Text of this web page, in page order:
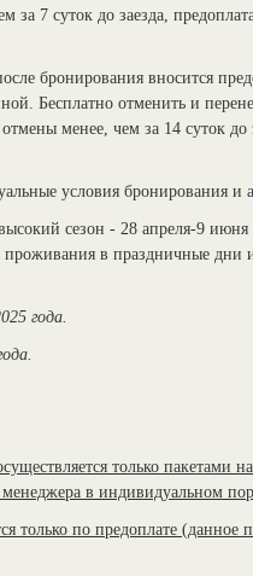
за 7 суток до заезда,
бронирования вносится
Бесплатно отменить и
менее, чем за 14 суток до
условия бронирования и
сезон - 28 апреля-9 июня
в праздничные дни
года.
только пакетами
в индивидуальном
только по предоплате (данное